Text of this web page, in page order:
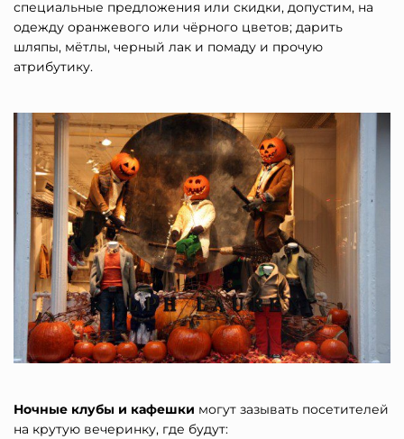
специальные предложения или скидки, допустим, на
одежду оранжевого или чёрного цветов; дарить
шляпы, мётлы, черный лак и помаду и прочую
атрибутику.
Ночные клубы и кафешки могут зазывать посетителей
на крутую вечеринку, где будут: